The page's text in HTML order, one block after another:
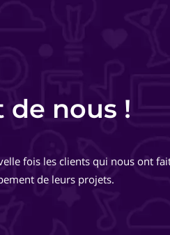
de nous !
fois les clients qui nous ont
de leurs projets.
bons conseils, des
! Je recommande totalement,